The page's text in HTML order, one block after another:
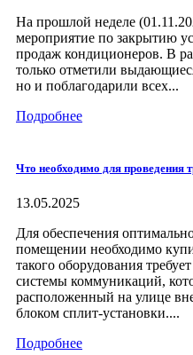
На прошлой неделе
мероприятие по закрытию
продаж кондиционеров. В
только отметили
но и поблагодарили всех...
Подробнее
Что необходимо для проведения
13.05.2025
Для обеспечения
помещении необходимо
такого оборудования
системы коммуникаций,
расположенный на улице
блоком сплит-установки....
Подробнее